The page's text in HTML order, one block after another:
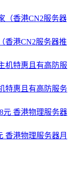
香港CN2服务器推
特惠且有高防服务
香港物理服务器月